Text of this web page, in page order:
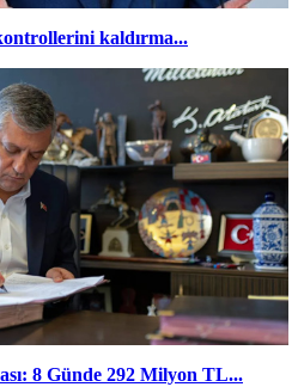
kaldırma...
8 Günde 292 Milyon TL...